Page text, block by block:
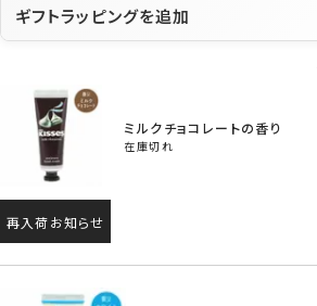
ギフトラッピングを追加
ミルクチョコレートの香り
在庫切れ
再入荷お知らせ